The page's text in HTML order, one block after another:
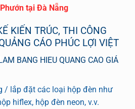
tại Đà Nẵng
CÁO PHÚC LỢI VIỆT
BANG HIEU QUANG CAO GIÁ
/ lắp đặt các loại hộp đèn như
hiflex, hộp đèn neon, v.v.